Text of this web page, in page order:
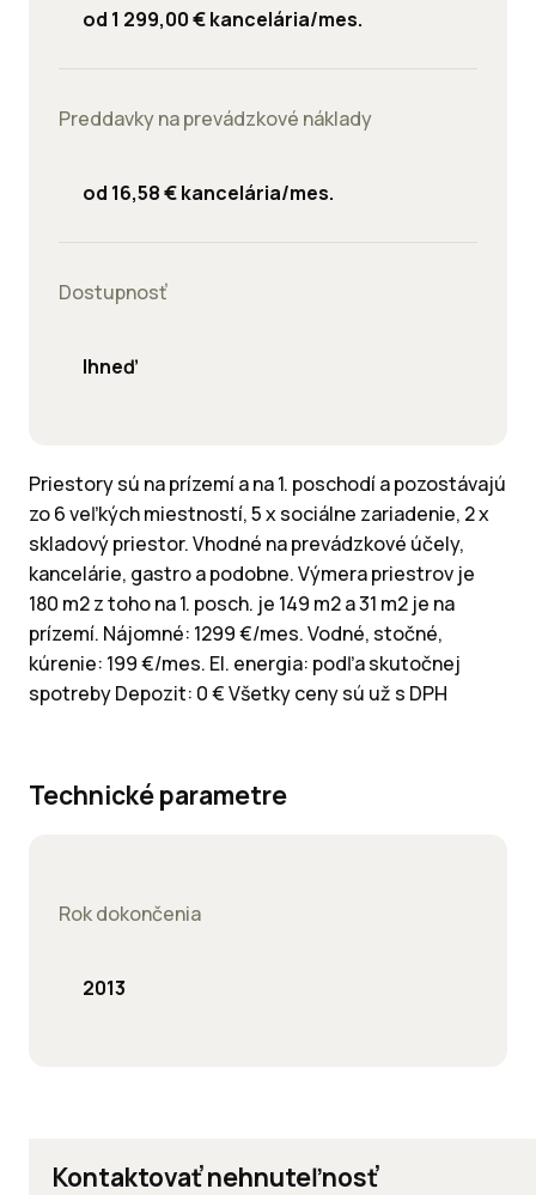
od 1 299,00 € kancelária/mes.
Preddavky na prevádzkové náklady
od 16,58 € kancelária/mes.
Dostupnosť
Ihneď
Priestory sú na prízemí a na 1. poschodí a pozostávajú
zo 6 veľkých miestností, 5 x sociálne zariadenie, 2 x
skladový priestor. Vhodné na prevádzkové účely,
kancelárie, gastro a podobne. Výmera priestrov je
180 m2 z toho na 1. posch. je 149 m2 a 31 m2 je na
prízemí. Nájomné: 1299 €/mes. Vodné, stočné,
kúrenie: 199 €/mes. El. energia: podľa skutočnej
spotreby Depozit: 0 € Všetky ceny sú už s DPH
Technické parametre
Rok dokončenia
2013
Kontaktovať nehnuteľnosť